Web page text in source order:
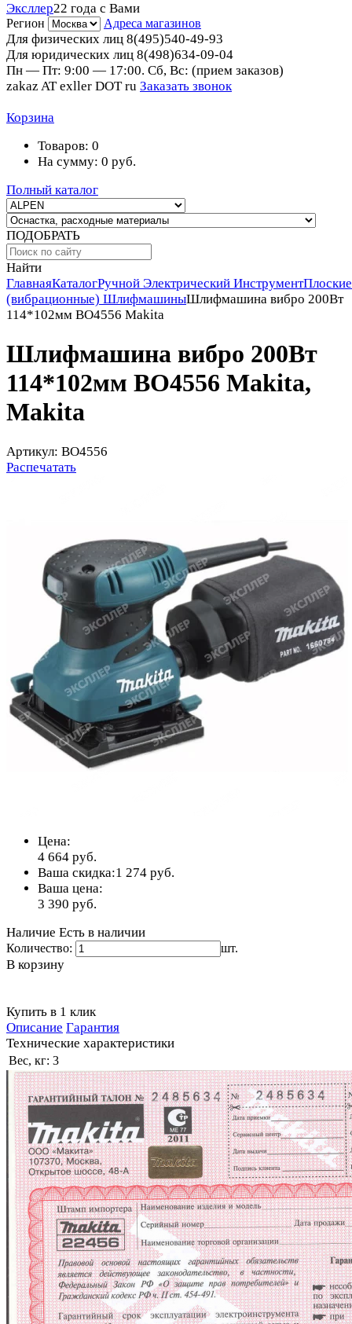
Эксллер22 года с Вами
Регион Адреса магазинов
Для физических лиц 8(495)540-49-93
Для юридических лиц 8(498)634-09-04
Пн — Пт: 9:00 — 17:00. Сб, Вс: (прием заказов)
zakaz AT exller DOT ru Заказать звонок
Корзина
Товаров: 0
На сумму: 0 руб.
Полный каталог
ПОДОБРАТЬ
Найти
ГлавнаяКаталогРучной Электрический ИнструментПлоские
(вибрационные) ШлифмашиныШлифмашина вибро 200Вт
114*102мм BO4556 Makita
Шлифмашина вибро 200Вт
114*102мм BO4556 Makita,
Makita
Артикул: BO4556
Распечатать
Цена:
4 664 руб.
Ваша скидка:1 274 руб.
Ваша цена:
3 390 руб.
Наличие Есть в наличии
Количество: шт.
В корзину
Купить в 1 клик
Описание Гарантия
Технические характеристики
Вес, кг: 3